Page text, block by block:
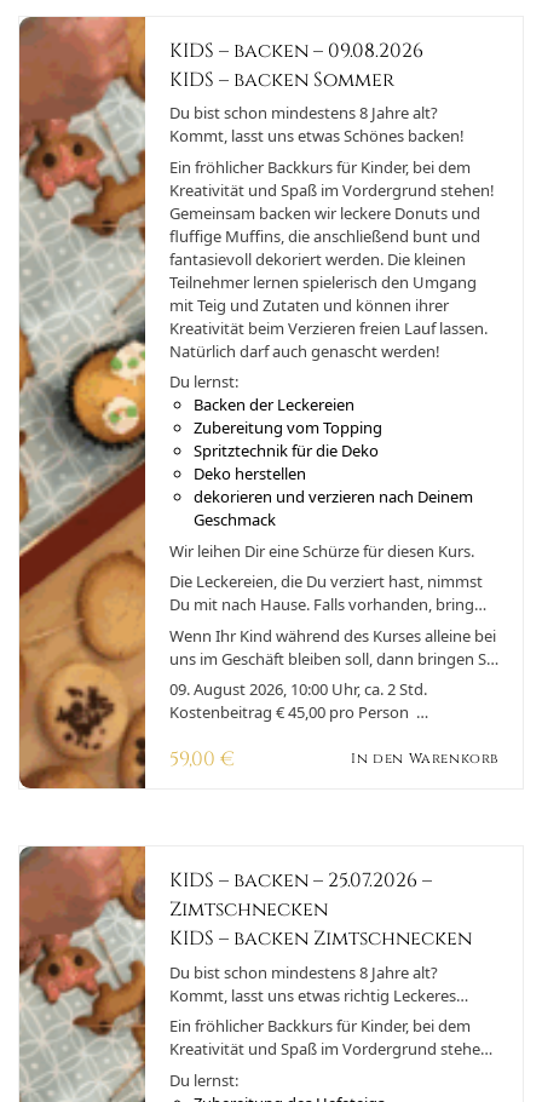
KIDS – backen – 09.08.2026
KIDS – backen Sommer
Du bist schon mindestens 8 Jahre alt?
Kommt, lasst uns etwas Schönes backen!
Ein fröhlicher Backkurs für Kinder, bei dem
Kreativität und Spaß im Vordergrund stehen!
Gemeinsam backen wir leckere Donuts und
fluffige Muffins, die anschließend bunt und
fantasievoll dekoriert werden. Die kleinen
Teilnehmer lernen spielerisch den Umgang
mit Teig und Zutaten und können ihrer
Kreativität beim Verzieren freien Lauf lassen.
Natürlich darf auch genascht werden!
Du lernst:
Backen der Leckereien
Zubereitung vom Topping
Spritztechnik für die Deko
Deko herstellen
dekorieren und verzieren nach Deinem
Geschmack
Wir leihen Dir eine Schürze für diesen Kurs.
Die Leckereien, die Du verziert hast, nimmst
Du mit nach Hause. Falls vorhanden, bring
einen Behälter mit, um Deine Kunstwerke zu
transportieren
Wenn Ihr Kind während des Kurses alleine bei
uns im Geschäft bleiben soll, dann bringen Sie
uns bitte, aus versicherungstechnischen
Gründen, eine Einverständniserklärung
ausgefüllt an dem Tag mit.
09. August 2026, 10:00 Uhr, ca. 2 Std.
Kostenbeitrag € 45,00 pro Person
59,00 € In den Warenkorb
KIDS – backen – 25.07.2026 –
Zimtschnecken
KIDS – backen Zimtschnecken
Du bist schon mindestens 8 Jahre alt?
Kommt, lasst uns etwas richtig Leckeres
backen!
Ein fröhlicher Backkurs für Kinder, bei dem
Kreativität und Spaß im Vordergrund stehen!
Gemeinsam backen wir weiche, duftende
Zimtschnecken, die anschließend mit süßem
Du lernst: